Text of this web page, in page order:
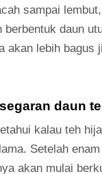
sampai
berbentuk daun
akan lebih bagus
daun
kalau teh
Setelah
akan mulai